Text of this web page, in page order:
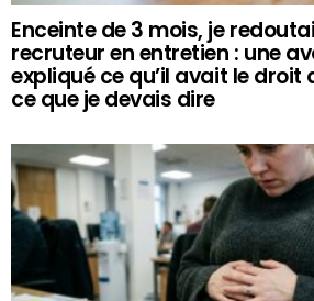
Enceinte de 3 mois, je
recruteur en entretien : une
expliqué ce qu’il avait le droit
ce que je devais dire